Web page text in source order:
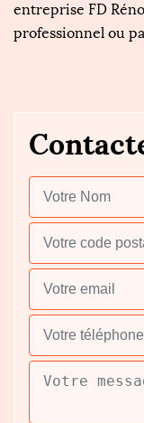
entreprise FD
professionnel ou